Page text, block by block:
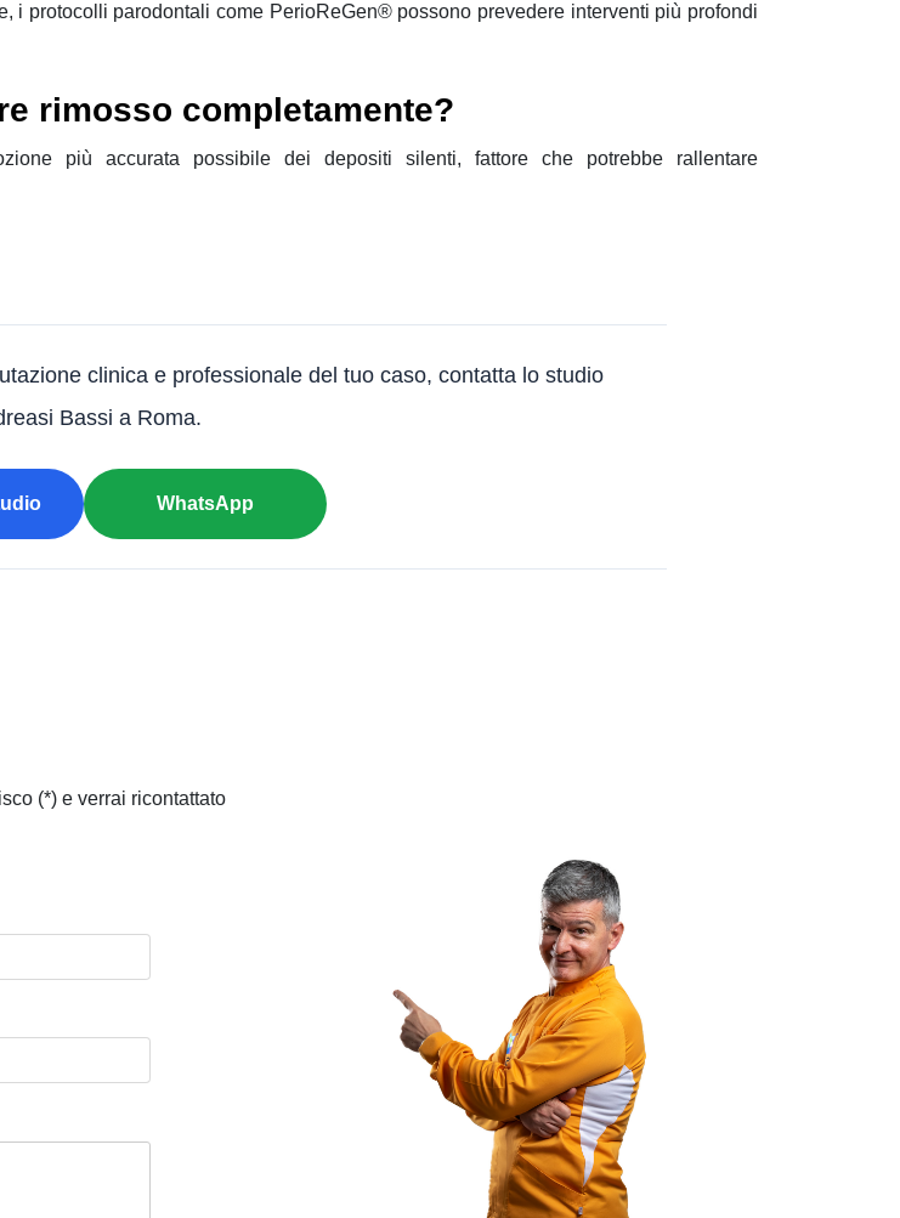
i protocolli parodontali come PerioReGen® possono prevedere interventi più profondi
rimosso completamente?
più accurata possibile dei depositi silenti, fattore che potrebbe rallentare
clinica e professionale del tuo caso, contatta lo studio
Bassi a Roma.
WhatsApp
(*) e verrai ricontattato